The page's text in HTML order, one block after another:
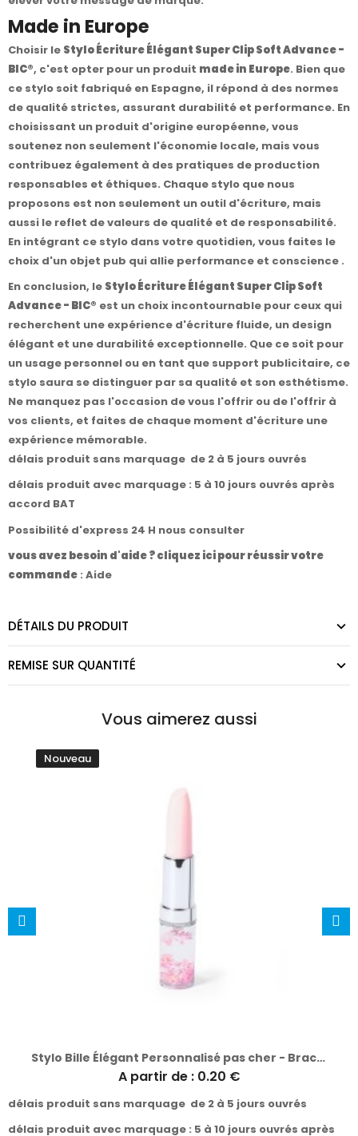
Made in Europe
Choisir le Stylo Écriture Élégant Super Clip Soft Advance -
BIC®, c'est opter pour un produit made in Europe. Bien que
ce stylo soit fabriqué en Espagne, il répond à des normes
de qualité strictes, assurant durabilité et performance. En
choisissant un produit d'origine européenne, vous
soutenez non seulement l'économie locale, mais vous
contribuez également à des pratiques de production
responsables et éthiques. Chaque stylo que nous
proposons est non seulement un outil d'écriture, mais
aussi le reflet de valeurs de qualité et de responsabilité.
En intégrant ce stylo dans votre quotidien, vous faites le
choix d'un objet pub qui allie performance et conscience .
En conclusion, le Stylo Écriture Élégant Super Clip Soft
Advance - BIC® est un choix incontournable pour ceux qui
recherchent une expérience d'écriture fluide, un design
élégant et une durabilité exceptionnelle. Que ce soit pour
un usage personnel ou en tant que support publicitaire, ce
stylo saura se distinguer par sa qualité et son esthétisme.
Ne manquez pas l'occasion de vous l'offrir ou de l'offrir à
vos clients, et faites de chaque moment d'écriture une
expérience mémorable.
délais produit sans marquage de 2 à 5 jours ouvrés
délais produit avec marquage : 5 à 10 jours ouvrés après
accord BAT
Possibilité d'express 24 H nous consulter
vous avez besoin d'aide ? cliquez ici pour réussir votre
commande : Aide
DÉTAILS DU PRODUIT
REMISE SUR QUANTITÉ
Vous aimerez aussi
Nouveau
Stylo Bille Élégant Personnalisé pas cher - Bracing
A partir de : 0.20 €
délais produit sans marquage de 2 à 5 jours ouvrés
délais produit avec marquage : 5 à 10 jours ouvrés après